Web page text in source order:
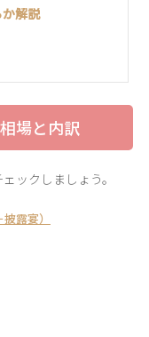
解説
場と内訳
ックしましょう。
露宴）